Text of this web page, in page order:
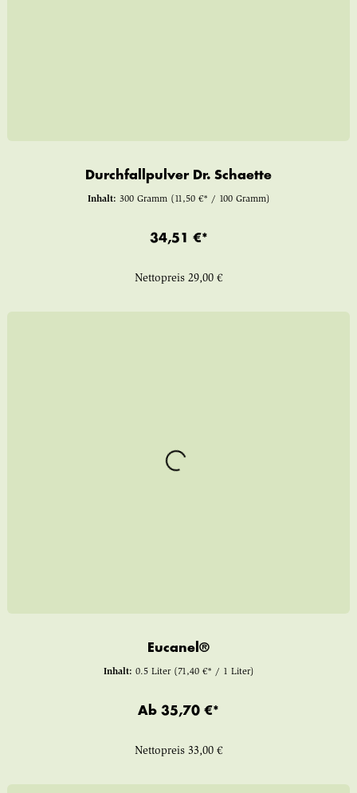
Durchfallpulver Dr. Schaette
Inhalt: 300 Gramm (11,50 €* / 100 Gramm)
34,51 €*
Nettopreis 29,00 €
Eucanel®
Inhalt: 0.5 Liter (71,40 €* / 1 Liter)
Ab 35,70 €*
Nettopreis 33,00 €